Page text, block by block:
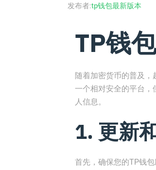
发布者:tp钱包最新版本
TP钱
随着加密货币的普及
一个相对安全的平台
人信息。
1. 更新
首先，确保您的TP钱